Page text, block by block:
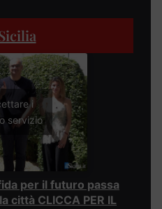
i
servizio
per il futuro passa
città CLICCA PER IL